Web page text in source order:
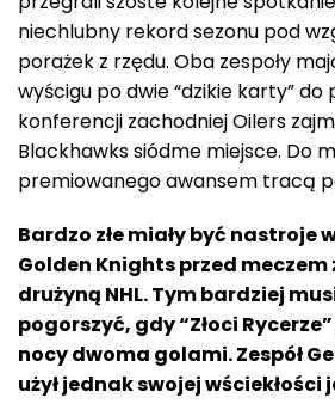
niechlubny rekord sezonu pod
porażek z rzędu. Oba zespoły
wyścigu po dwie “dzikie karty”
konferencji zachodniej Oilers
Blackhawks siódme miejsce. Do
premiowanego awansem tracą
Bardzo złe miały być nastroje
Golden Knights przed meczem
drużyną NHL. Tym bardziej
pogorszyć, gdy “Złoci
nocy dwoma golami.Zespół
użył jednak swojej